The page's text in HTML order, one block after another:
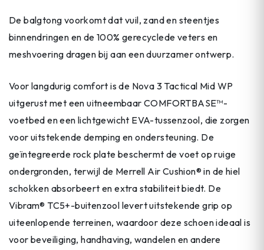
De balgtong voorkomt dat vuil, zand en steentjes
binnendringen en de 100% gerecyclede veters en
meshvoering dragen bij aan een duurzamer ontwerp.
Voor langdurig comfort is de Nova 3 Tactical Mid WP
uitgerust met een uitneembaar COMFORTBASE™-
voetbed en een lichtgewicht EVA-tussenzool, die zorgen
voor uitstekende demping en ondersteuning. De
geïntegreerde rock plate beschermt de voet op ruige
ondergronden, terwijl de Merrell Air Cushion® in de hiel
schokken absorbeert en extra stabiliteit biedt. De
Vibram® TC5+-buitenzool levert uitstekende grip op
uiteenlopende terreinen, waardoor deze schoen ideaal is
voor beveiliging, handhaving, wandelen en andere